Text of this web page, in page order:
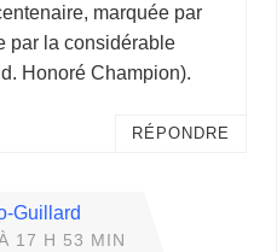
marquée par
par la considérable
Honoré Champion).
RÉPONDRE
Guillard
17 H 53 MIN